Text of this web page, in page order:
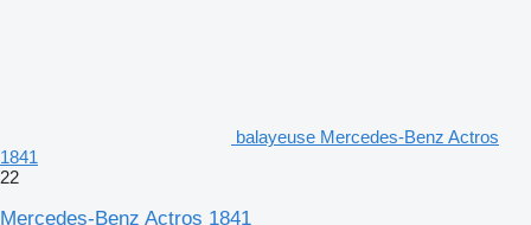
balayeuse Mercedes-Benz Actros
1841
22
Mercedes-Benz Actros 1841